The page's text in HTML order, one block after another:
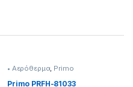
• Αερόθερμα, Primo
Primo PRFH-81033